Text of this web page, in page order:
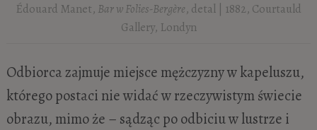
Édouard Manet, Bar w Folies-Bergère, detal | 1882, Courtauld
Gallery, Londyn
Odbiorca zajmuje miejsce mężczyzny w kapeluszu,
którego postaci nie widać w rzeczywistym świecie
obrazu, mimo że – sądząc po odbiciu w lustrze i